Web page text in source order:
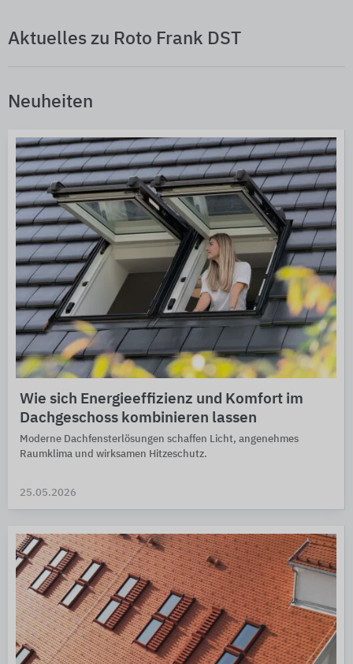
Aktuelles zu Roto Frank DST
Neuheiten
Wie sich Energieeffizienz und Komfort im
Dachgeschoss kombinieren lassen
Moderne Dachfensterlösungen schaffen Licht, angenehmes
Raumklima und wirksamen Hitzeschutz.
25.05.2026